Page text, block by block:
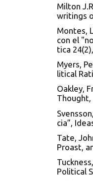
Milton
writings
Montes,
con el
tica
Myers,
litical
Oakley,
Thought,
cia”,
Tate,
Proast,
Political